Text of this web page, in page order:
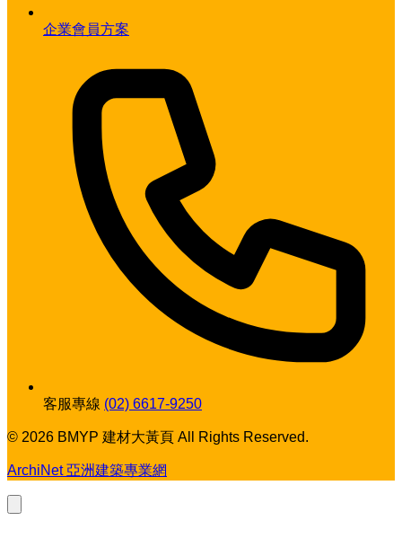
企業會員方案
客服專線 (02) 6617-9250
© 2026 BMYP 建材大黃頁 All Rights Reserved.
ArchiNet 亞洲建築專業網